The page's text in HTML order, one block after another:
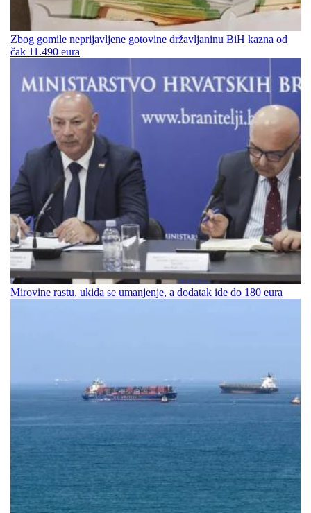
Zbog gomile neprijavljene gotovine državljaninu BiH kazna od
čak 11.490 eura
Mirovine rastu, ukida se umanjenje, a dodatak ide do 180 eura